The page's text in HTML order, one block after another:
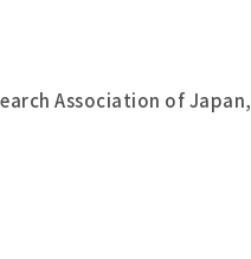
Association of Japan,